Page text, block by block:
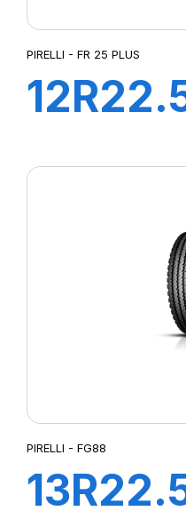
PIRELLI - FR 25 PLUS
PIRELLI - FG88